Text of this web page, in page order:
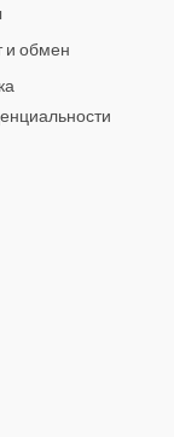
и обмен